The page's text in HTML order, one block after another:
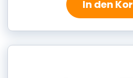
In den